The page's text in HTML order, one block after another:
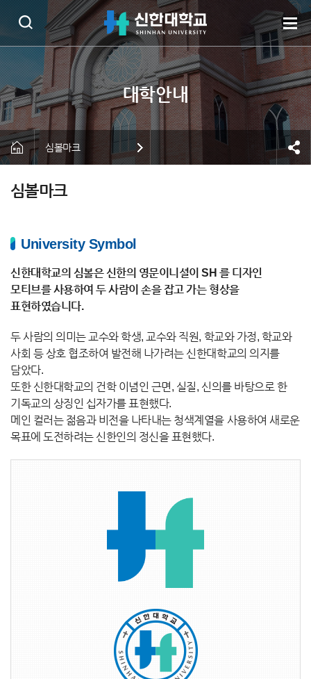
심볼마크
심볼마크
University Symbol
신한대학교의 심볼은 신한의 영문이니셜이 SH 를 디자인
모티브를 사용하여 두 사람이 손을 잡고 가는 형상을
표현하였습니다.
두 사람의 의미는 교수와 학생, 교수와 직원, 학교와 가정, 학교와
사회 등 상호 협조하여 발전해 나가려는 신한대학교의 의지를
담았다.
또한 신한대학교의 건학 이념인 근면, 실질, 신의를 바탕으로 한
기독교의 상징인 십자가를 표현했다.
메인 컬러는 젊음과 비전을 나타내는 청색계열을 사용하여 새로운
목표에 도전하려는 신한인의 정신을 표현했다.